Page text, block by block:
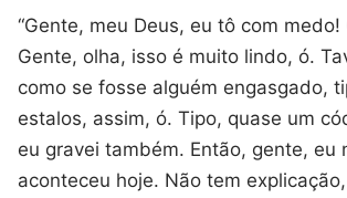
“Gente, meu Deus, eu tô com medo!
Gente, olha, isso é muito lindo, ó.
como se fosse alguém engasgado,
estalos, assim, ó. Tipo, quase um
eu gravei também. Então, gente, eu
aconteceu hoje. Não tem